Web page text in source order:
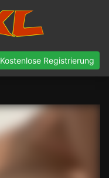
Kostenlose Registrierung